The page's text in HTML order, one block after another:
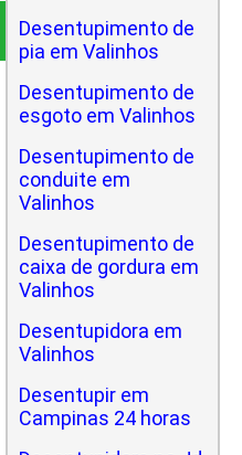
Desentupimento de
pia em Valinhos
Desentupimento de
esgoto em Valinhos
Desentupimento de
conduite em
Valinhos
Desentupimento de
caixa de gordura em
Valinhos
Desentupidora em
Valinhos
Desentupir em
Campinas 24 horas